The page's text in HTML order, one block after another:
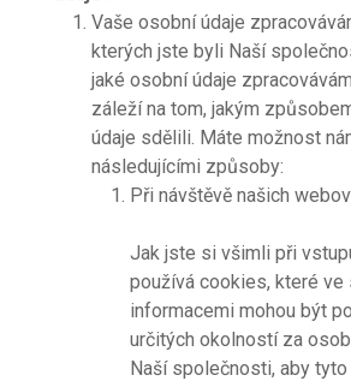
Vaše osobní údaje
kterých jste byli Naší
jaké osobní údaje
záleží na tom, jakým
údaje sdělili. Máte možnost
následujícími způsoby:
Při návštěvě našich
Jak jste si všimli při
používá cookies, které ve
informacemi mohou být
určitých okolností za
Naší společnosti, aby